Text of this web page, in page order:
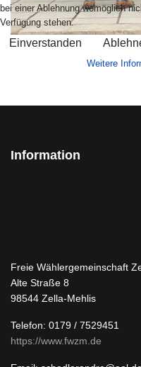
Information
Freie Wählergemeinschaft
Alte Straße 8
98544 Zella-Mehlis
Telefon: 0179 / 7529451
https://www.fwzm.de
bei einer Ablehnung womöglich
Verfügung stehen.
Einverstanden
Weitere